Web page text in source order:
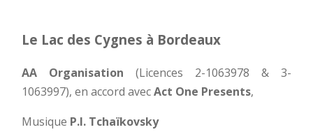
Le Lac des Cygnes à Bordeaux
AA Organisation (Licences 2-1063978 & 3-
1063997), en accord avecAct One Presents,
Musique P.I. Tchaïkovsky